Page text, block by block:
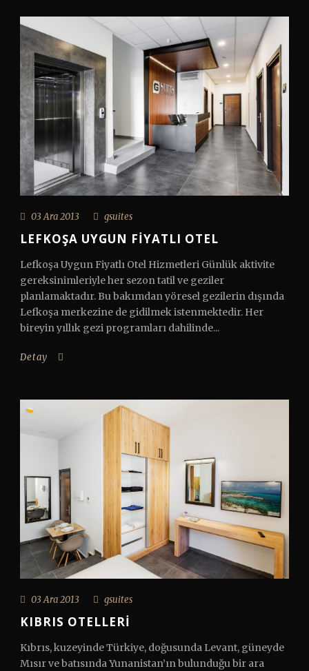
03 Ara 2013 gsuites
LEFKOŞA UYGUN FIYATLI OTEL
Lefkoşa Uygun Fiyatlı Otel Hizmetleri Günlük aktivite
gereksinimleriyle her sezon tatil ve geziler
planlamaktadır. Bu bakımdan yöresel gezilerin dışında
Lefkoşa merkezine de gidilmek istenmektedir. Her
bireyin yıllık gezi programları dahilinde...
Detay
03 Ara 2013 gsuites
KIBRIS OTELLERI
Kıbrıs, kuzeyinde Türkiye, doğusunda Levant, güneyde
Mısır ve batısında Yunanistan’ın bulunduğu bir ara